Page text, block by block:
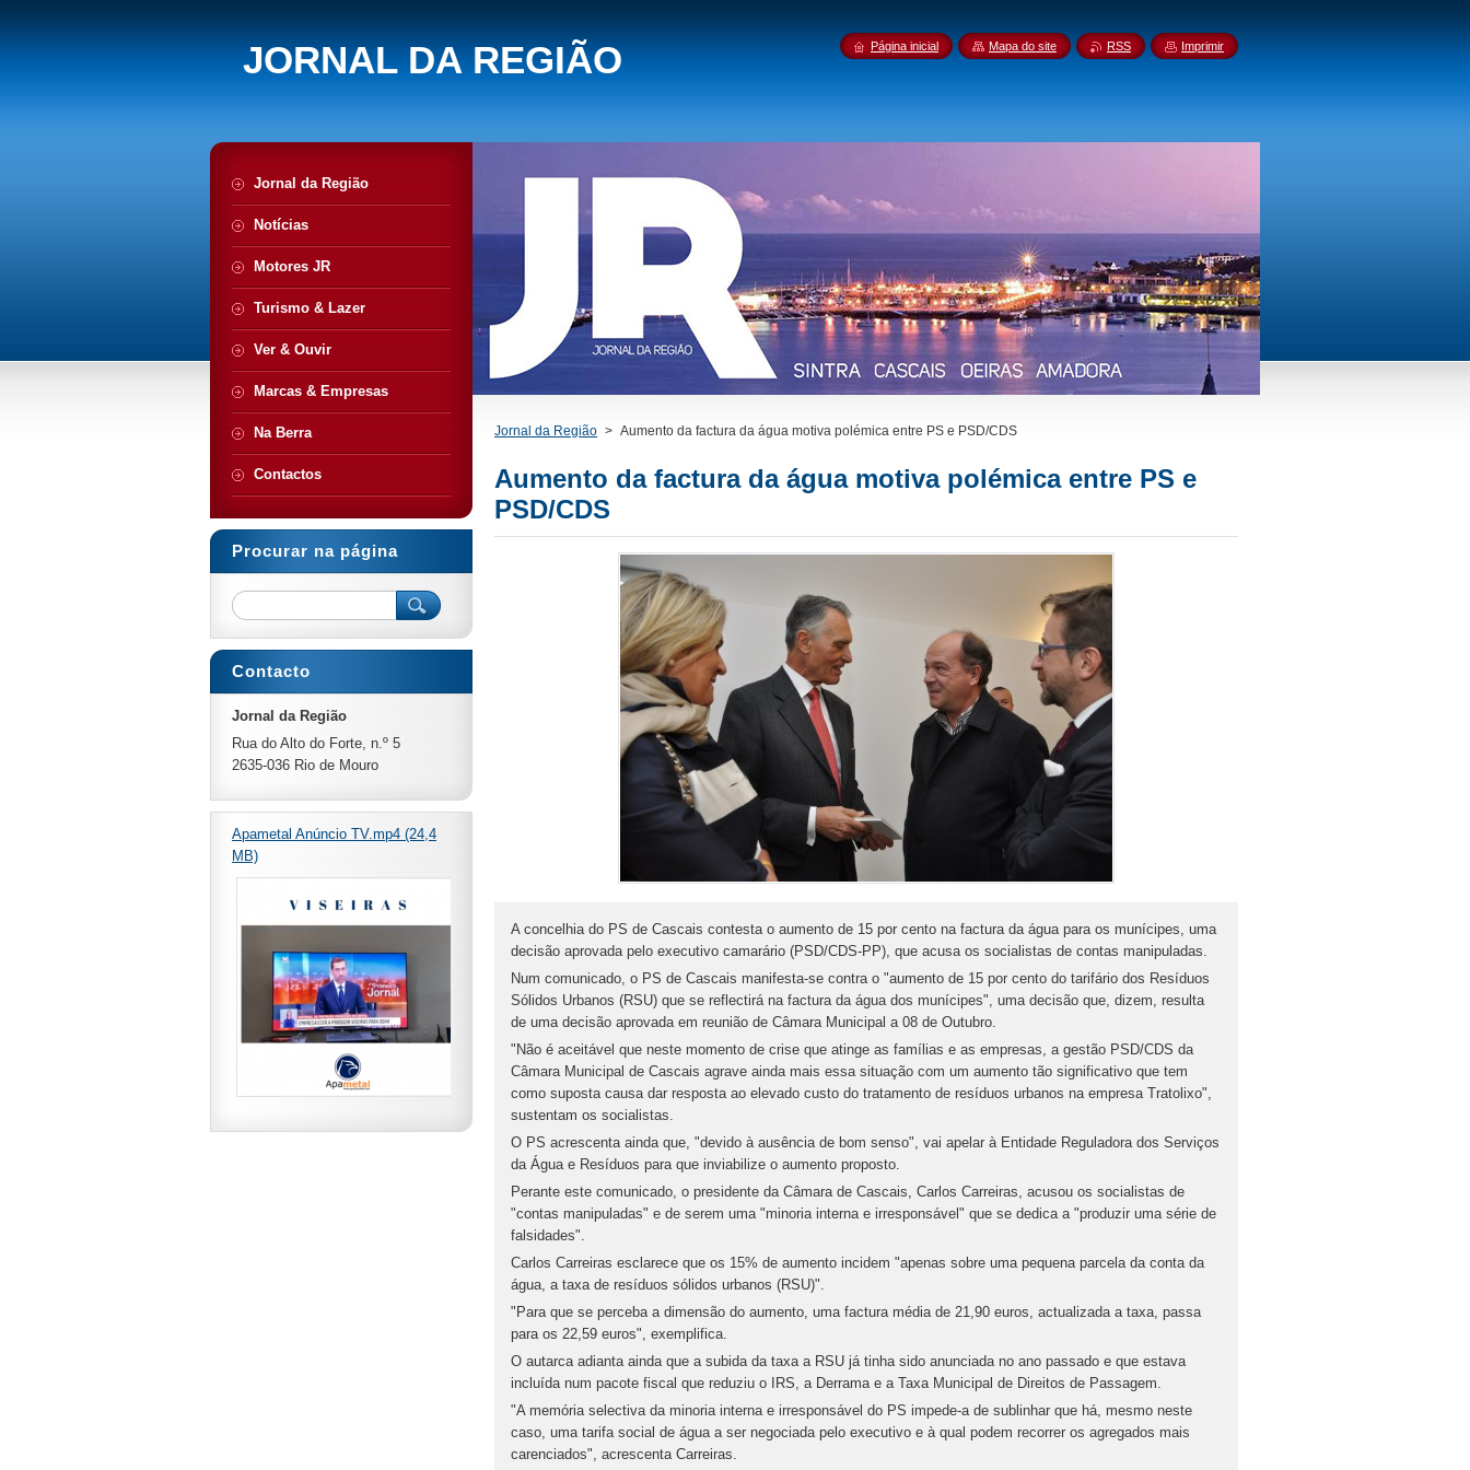
JORNAL DA REGIÃO
Jornal da Região > Aumento da factura da água motiva polémica entre PS e PSD/CDS
Aumento da factura da água motiva polémica entre PS e
PSD/CDS
A concelhia do PS de Cascais contesta o aumento de 15 por cento na factura da água para os munícipes, uma
decisão aprovada pelo executivo camarário (PSD/CDS-PP), que acusa os socialistas de contas manipuladas.
Num comunicado, o PS de Cascais manifesta-se contra o "aumento de 15 por cento do tarifário dos Resíduos
Sólidos Urbanos (RSU) que se reflectirá na factura da água dos munícipes", uma decisão que, dizem, resulta
de uma decisão aprovada em reunião de Câmara Municipal a 08 de Outubro.
"Não é aceitável que neste momento de crise que atinge as famílias e as empresas, a gestão PSD/CDS da
Câmara Municipal de Cascais agrave ainda mais essa situação com um aumento tão significativo que tem
como suposta causa dar resposta ao elevado custo do tratamento de resíduos urbanos na empresa Tratolixo",
sustentam os socialistas.
O PS acrescenta ainda que, "devido à ausência de bom senso", vai apelar à Entidade Reguladora dos Serviços
da Água e Resíduos para que inviabilize o aumento proposto.
Perante este comunicado, o presidente da Câmara de Cascais, Carlos Carreiras, acusou os socialistas de
"contas manipuladas" e de serem uma "minoria interna e irresponsável" que se dedica a "produzir uma série de
falsidades".
Carlos Carreiras esclarece que os 15% de aumento incidem "apenas sobre uma pequena parcela da conta da
água, a taxa de resíduos sólidos urbanos (RSU)".
"Para que se perceba a dimensão do aumento, uma factura média de 21,90 euros, actualizada a taxa, passa
para os 22,59 euros", exemplifica.
O autarca adianta ainda que a subida da taxa a RSU já tinha sido anunciada no ano passado e que estava
incluída num pacote fiscal que reduziu o IRS, a Derrama e a Taxa Municipal de Direitos de Passagem.
"A memória selectiva da minoria interna e irresponsável do PS impede-a de sublinhar que há, mesmo neste
caso, uma tarifa social de água a ser negociada pelo executivo e à qual podem recorrer os agregados mais
carenciados", acrescenta Carreiras.
Jornal da Região
Notícias
Motores JR
Turismo & Lazer
Ver & Ouvir
Marcas & Empresas
Na Berra
Contactos
Procurar na página
Contacto
Jornal da Região
Rua do Alto do Forte, n.º 5
2635-036 Rio de Mouro
Apametal Anúncio TV.mp4 (24,4
MB)
Página inicial Mapa do site RSS Imprimir